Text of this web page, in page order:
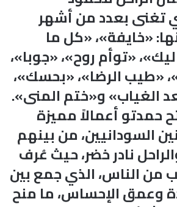
تغنى بعدد من أشهر
«خايفة»، «كل ما
«توأم روح»، «جوبا»،
الرضا»، «بحسك»،
الغياب» و«ختم المنى».
حمدتو أعمالاً مميزة
السودانيين، من بينهم
نادر خضر، حيث عُرف
من الناس، الذي جمع بين
وعمق الإحساس، ما منح